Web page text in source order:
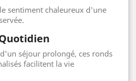
sentiment chaleureux d'une
séjour prolongé, ces ronds
facilitent la vie